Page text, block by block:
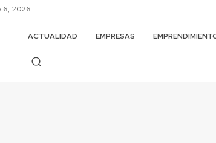
6, 2026
ACTUALIDAD EMPRESAS